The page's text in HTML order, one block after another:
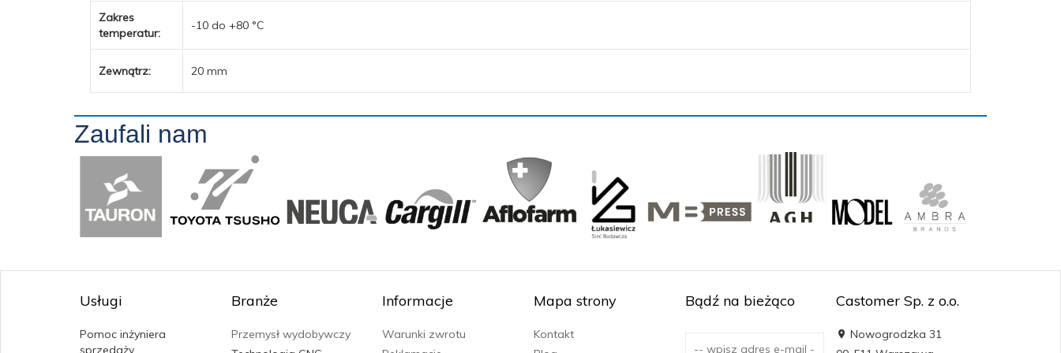
Zakres
temperatur:
-10 do +80 °C
Zewnątrz: 20 mm
Zaufali nam
Usługi
Pomoc inżyniera
Branże
Przemysł wydobywczy
Informacje
Warunki zwrotu
Mapa strony
Kontakt
Bądź na bieżąco Castomer Sp. z o.o.
Nowogrodzka 31